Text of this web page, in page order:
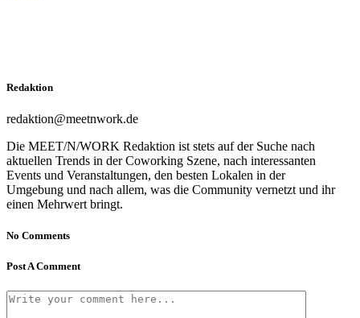
Redaktion
redaktion@meetnwork.de
Die MEET/N/WORK Redaktion ist stets auf der Suche nach
aktuellen Trends in der Coworking Szene, nach interessanten
Events und Veranstaltungen, den besten Lokalen in der
Umgebung und nach allem, was die Community vernetzt und ihr
einen Mehrwert bringt.
No Comments
Post A Comment